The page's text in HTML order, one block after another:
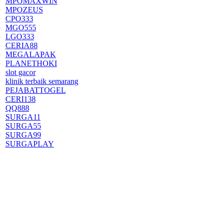
MPOZEUS
CPO333
MGO555
LGO333
CERIA88
MEGALAPAK
PLANETHOKI
slot gacor
klinik terbaik semarang
PEJABATTOGEL
CERI138
QQ888
SURGA11
SURGA55
SURGA99
SURGAPLAY